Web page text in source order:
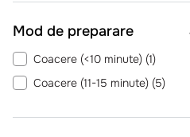
Mod de preparare
Coacere (<10 minute) (1)
Coacere (11-15 minute) (5)